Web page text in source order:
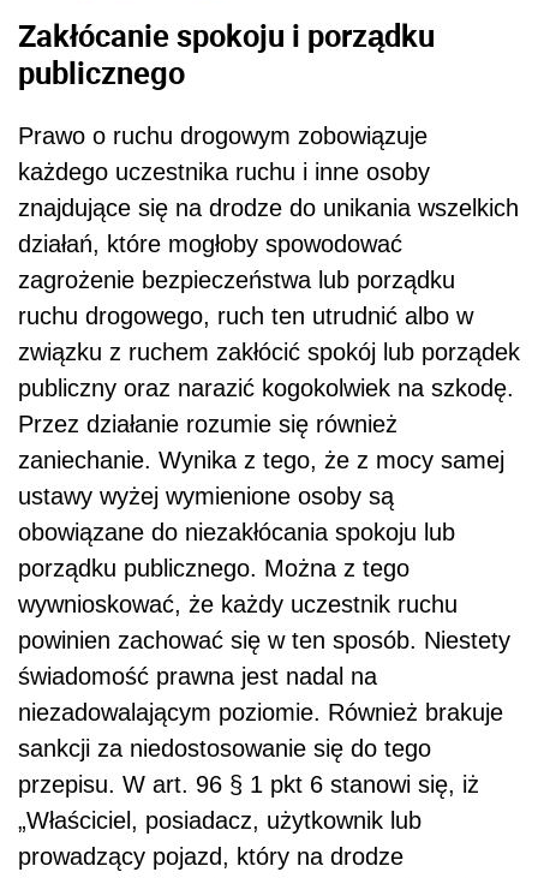
Zakłócanie spokoju i porządku
publicznego
Prawo o ruchu drogowym zobowiązuje
każdego uczestnika ruchu i inne osoby
znajdujące się na drodze do unikania wszelkich
działań, które mogłoby spowodować
zagrożenie bezpieczeństwa lub porządku
ruchu drogowego, ruch ten utrudnić albo w
związku z ruchem zakłócić spokój lub porządek
publiczny oraz narazić kogokolwiek na szkodę.
Przez działanie rozumie się również
zaniechanie. Wynika z tego, że z mocy samej
ustawy wyżej wymienione osoby są
obowiązane do niezakłócania spokoju lub
porządku publicznego. Można z tego
wywnioskować, że każdy uczestnik ruchu
powinien zachować się w ten sposób. Niestety
świadomość prawna jest nadal na
niezadowalającym poziomie. Również brakuje
sankcji za niedostosowanie się do tego
przepisu. W art. 96 § 1 pkt 6 stanowi się, iż
„Właściciel, posiadacz, użytkownik lub
prowadzący pojazd, który na drodze